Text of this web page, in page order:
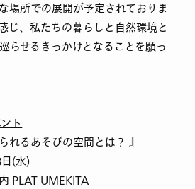
場所での展開が予定されておりま
じ、私たちの暮らしと自然環境と
らせるきっかけとなることを願っ
ト
れるあそびの空間とは？ 』
(水)
PLAT UMEKITA